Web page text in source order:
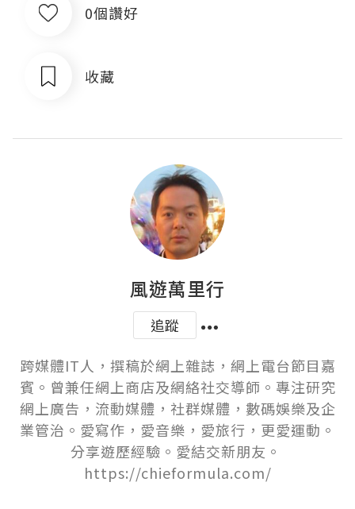
0個讚好
收藏
風遊萬里行
追蹤
跨媒體IT人，撰稿於網上雜誌，網上電台節目嘉
賓。曾兼任網上商店及網絡社交導師。專注研究
網上廣告，流動媒體，社群媒體，數碼娛樂及企
業管治。愛寫作，愛音樂，愛旅行，更愛運動。
分享遊歷經驗。愛結交新朋友。
https://chieformula.com/